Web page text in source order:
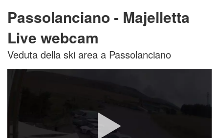
Passolanciano - Majelletta
Live webcam
Veduta della ski area a Passolanciano